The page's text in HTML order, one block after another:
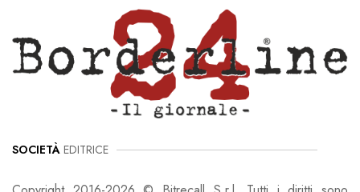
SOCIETÀ EDITRICE